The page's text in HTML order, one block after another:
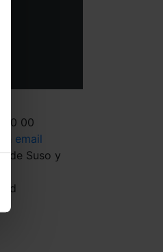
80 00
email
de Suso y